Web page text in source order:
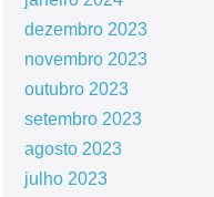
dezembro 2023
novembro 2023
outubro 2023
setembro 2023
agosto 2023
julho 2023